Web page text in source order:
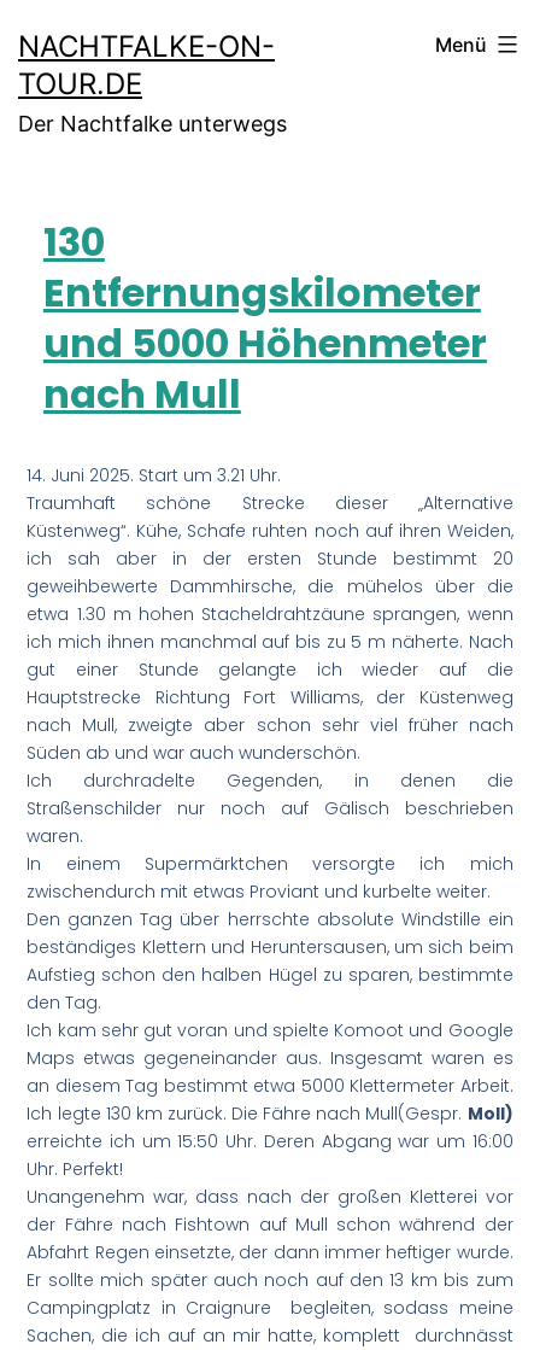
NACHTFALKE-ON-
TOUR.DE
Der Nachtfalke unterwegs
Menü
130
Entfernungskilometer
und 5000 Höhenmeter
nach Mull
14. Juni 2025. Start um 3.21 Uhr.
Traumhaft schöne Strecke dieser „Alternative
Küstenweg“. Kühe, Schafe ruhten noch auf ihren Weiden,
ich sah aber in der ersten Stunde bestimmt 20
geweihbewerte Dammhirsche, die mühelos über die
etwa 1.30 m hohen Stacheldrahtzäune sprangen, wenn
ich mich ihnen manchmal auf bis zu 5 m näherte. Nach
gut einer Stunde gelangte ich wieder auf die
Hauptstrecke Richtung Fort Williams, der Küstenweg
nach Mull, zweigte aber schon sehr viel früher nach
Süden ab und war auch wunderschön.
Ich durchradelte Gegenden, in denen die
Straßenschilder nur noch auf Gälisch beschrieben
waren.
In einem Supermärktchen versorgte ich mich
zwischendurch mit etwas Proviant und kurbelte weiter.
Den ganzen Tag über herrschte absolute Windstille ein
beständiges Klettern und Heruntersausen, um sich beim
Aufstieg schon den halben Hügel zu sparen, bestimmte
den Tag.
Ich kam sehr gut voran und spielte Komoot und Google
Maps etwas gegeneinander aus. Insgesamt waren es
an diesem Tag bestimmt etwa 5000 Klettermeter Arbeit.
Ich legte 130 km zurück. Die Fähre nach Mull(Gespr. Moll)
erreichte ich um 15:50 Uhr. Deren Abgang war um 16:00
Uhr. Perfekt!
Unangenehm war, dass nach der großen Kletterei vor
der Fähre nach Fishtown auf Mull schon während der
Abfahrt Regen einsetzte, der dann immer heftiger wurde.
Er sollte mich später auch noch auf den 13 km bis zum
Campingplatz in Craignure begleiten, sodass meine
Sachen, die ich auf an mir hatte, komplett durchnässt